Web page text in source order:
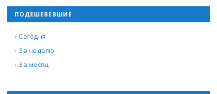
ПОДЕШЕВЕВШИЕ
Сегодня
За неделю
За месяц